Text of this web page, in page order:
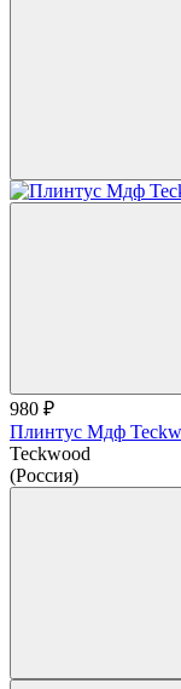
980 ₽
Плинтус Мдф
Teckwood
(Россия)